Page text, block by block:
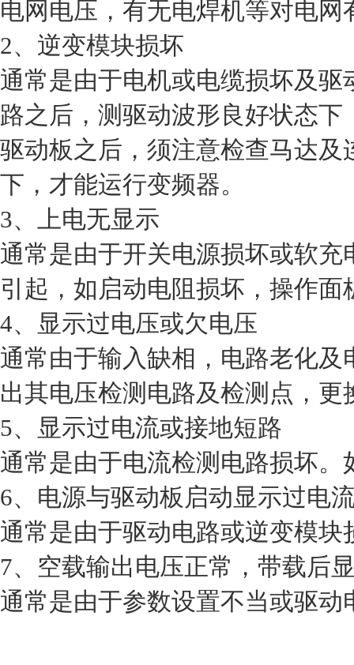
电网电压，有无电焊机等对电网
2、逆变模块损坏
通常是由于电机或电缆损坏及
路之后，测驱动波形良好状态
驱动板之后，须注意检查马达
下，才能运行变频器。
3、上电无显示
通常是由于开关电源损坏或软
引起，如启动电阻损坏，操作
4、显示过电压或欠电压
通常由于输入缺相，电路老化
出其电压检测电路及检测点，更
5、显示过电流或接地短路
通常是由于电流检测电路损坏
6、电源与驱动板启动显示过电
通常是由于驱动电路或逆变模块
7、空载输出电压正常，带载后
通常是由于参数设置不当或驱